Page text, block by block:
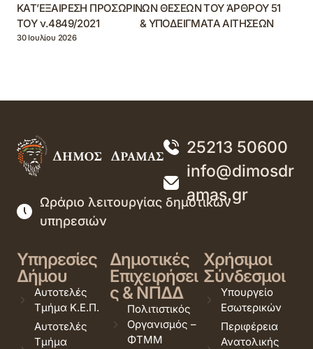
ΚΑΤ’ΕΞΑΙΡΕΣΗ ΠΡΟΣΩΡΙΝΩΝ ΘΕΣΕΩΝ ΤΟΥ ΆΡΘΡΟΥ 51
ΤΟΥ ν.4849/2021 & ΥΠΟΔΕΙΓΜΑΤΑ ΑΙΤΗΣΕΩΝ
30 Ιουλίου 2026
25213 50600
info@dimosdr
amas.gr
Ωράριο λειτουργίας δημοτικών
υπηρεσιών
Υπηρεσίες
Δήμου
Αυτοτελές
Τμήμα Κ.Ε.Π.
Αυτοτελές
Τμήμα
Δημοτικές
Επιχειρήσει
ς & ΝΠΔΔ
Πολιτιστικός
Οργανισμός –
ΦΤΜΜ
Χρήσιμοι
Σύνδεσμοι
Υπουργείο
Εσωτερικών
Περιφέρεια
Ανατολικής